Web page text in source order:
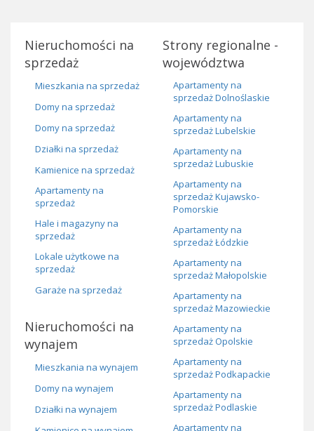
Nieruchomości na
sprzedaż
Mieszkania na sprzedaż
Domy na sprzedaż
Domy na sprzedaż
Działki na sprzedaż
Kamienice na sprzedaż
Apartamenty na
sprzedaż
Hale i magazyny na
sprzedaż
Lokale użytkowe na
sprzedaż
Garaże na sprzedaż
Nieruchomości na
wynajem
Mieszkania na wynajem
Domy na wynajem
Działki na wynajem
Strony regionalne -
województwa
Apartamenty na
sprzedaż Dolnoślaskie
Apartamenty na
sprzedaż Lubelskie
Apartamenty na
sprzedaż Lubuskie
Apartamenty na
sprzedaż Kujawsko-
Pomorskie
Apartamenty na
sprzedaż Łódzkie
Apartamenty na
sprzedaż Małopolskie
Apartamenty na
sprzedaż Mazowieckie
Apartamenty na
sprzedaż Opolskie
Apartamenty na
sprzedaż Podkapackie
Apartamenty na
sprzedaż Podlaskie
Apartamenty na